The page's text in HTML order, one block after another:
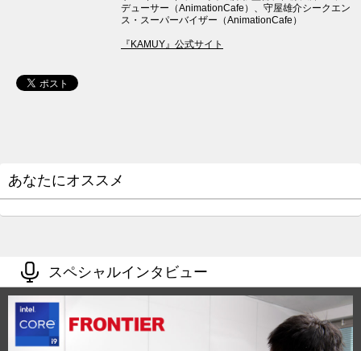
デューサー（AnimationCafe）、守屋雄介シークエン
ス・スーパーバイザー（AnimationCafe）
『KAMUY』公式サイト
あなたにオススメ
スペシャルインタビュー